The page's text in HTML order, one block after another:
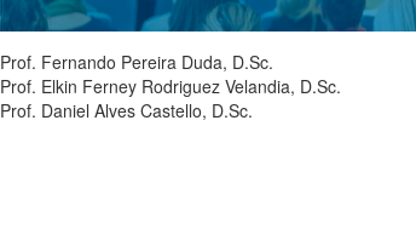
Prof. Fernando Pereira Duda, D.Sc.
Prof. Elkin Ferney Rodriguez Velandia, D.Sc.
Prof. Daniel Alves Castello, D.Sc.